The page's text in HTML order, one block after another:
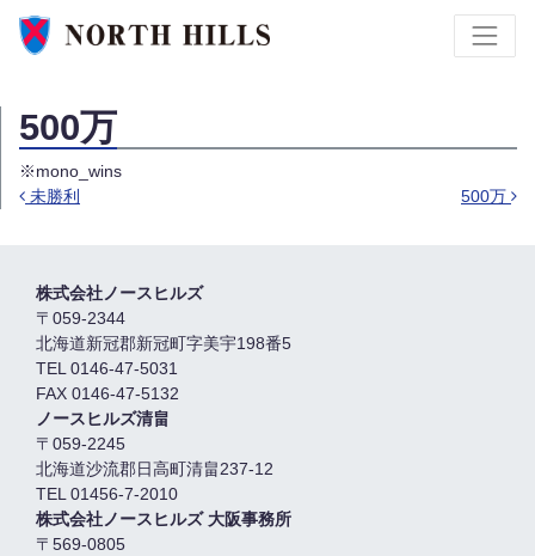
500万
※mono_wins
未勝利 500万
株式会社ノースヒルズ
〒059-2344
北海道新冠郡新冠町字美宇198番5
TEL 0146-47-5031
FAX 0146-47-5132
ノースヒルズ清畠
〒059-2245
北海道沙流郡日高町清畠237-12
TEL 01456-7-2010
株式会社ノースヒルズ 大阪事務所
〒569-0805